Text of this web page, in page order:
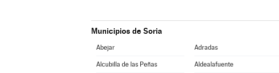
Municipios de Soria
Abejar Adradas
Alcubilla de las Peñas Aldealafuente